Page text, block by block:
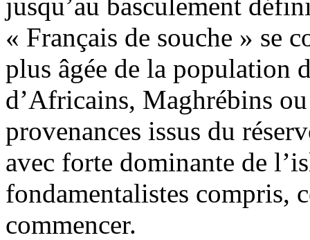
« Français de souche » se
plus âgée de la population
d’Africains, Maghrébins
provenances issus du
avec forte dominante de
fondamentalistes compris,
commencer.